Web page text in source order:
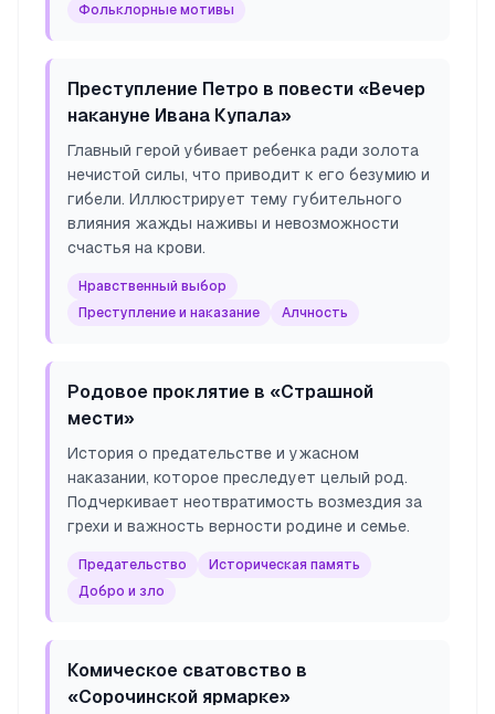
Фольклорные мотивы
Преступление Петро в повести «Вечер
накануне Ивана Купала»
Главный герой убивает ребенка ради золота
нечистой силы, что приводит к его безумию и
гибели. Иллюстрирует тему губительного
влияния жажды наживы и невозможности
счастья на крови.
Нравственный выбор
Преступление и наказание
Алчность
Родовое проклятие в «Страшной
мести»
История о предательстве и ужасном
наказании, которое преследует целый род.
Подчеркивает неотвратимость возмездия за
грехи и важность верности родине и семье.
Предательство
Историческая память
Добро и зло
Комическое сватовство в
«Сорочинской ярмарке»